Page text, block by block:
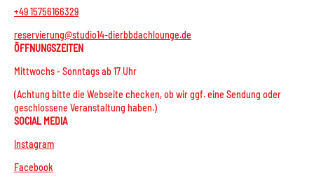
+49 15756166329
reservierung@studio14-dierbbdachlounge.de
ÖFFNUNGSZEITEN
Mittwochs - Sonntags ab 17 Uhr
(Achtung bitte die Webseite checken, ob wir ggf. eine Sendung oder
geschlossene Veranstaltung haben.)
SOCIAL MEDIA
Instagram
Facebook